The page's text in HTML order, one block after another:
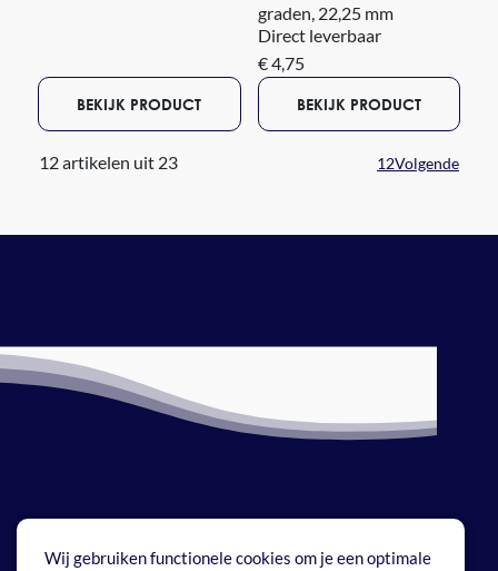
Wij gebruiken functionele cookies om je een optimale
BEKIJK PRODUCT
graden, 22,25 mm
Direct leverbaar
€ 4,75
BEKIJK PRODUCT
12 artikelen uit 23 12Volgende